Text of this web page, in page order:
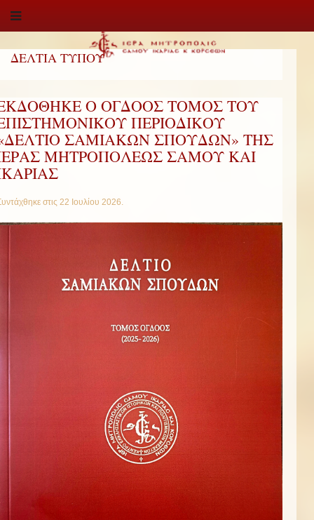
ΔΕΛΤΙΑ ΤΥΠΟΥ
Ο ΟΓΔΟΟΣ ΤΟΜΟΣ ΤΟΥ
ΠΕΡΙΟΔΙΚΟΥ
ΣΑΜΙΑΚΩΝ ΣΠΟΥΔΩΝ» ΤΗΣ
ΜΗΤΡΟΠΟΛΕΩΣ ΣΑΜΟΥ ΚΑΙ
στις 22 Ιουλίου 2026.